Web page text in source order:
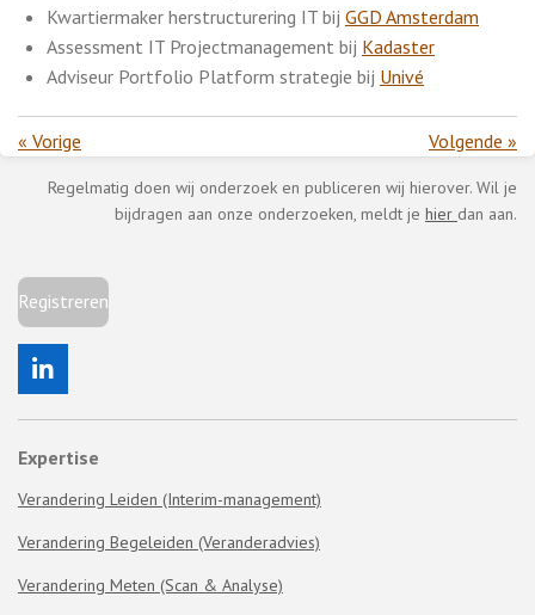
Kwartiermaker herstructurering IT bij GGD Amsterdam
Assessment IT Projectmanagement bij Kadaster
Adviseur Portfolio Platform strategie bij Univé
« Vorige Volgende »
Regelmatig doen wij onderzoek en publiceren wij hierover. Wil je
bijdragen aan onze onderzoeken, meldt je hier dan aan.
Registreren
L
i
n
e
d
I
n
Expertise
Verandering Leiden (Interim-management)
Verandering Begeleiden (Veranderadvies)
Verandering Meten (Scan & Analyse)